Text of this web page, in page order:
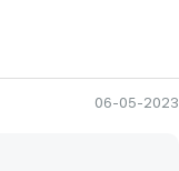
06-05-2023